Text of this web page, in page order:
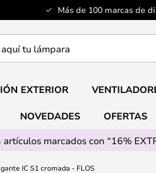
Más de 100 marcas de
EXTERIOR
NOVEDADES OFERTAS
artículos marcados con “16%
IC S1 cromada - FLOS